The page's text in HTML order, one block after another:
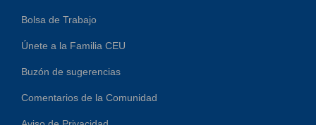
Bolsa de Trabajo
Únete a la Familia CEU
Buzón de sugerencias
Comentarios de la Comunidad